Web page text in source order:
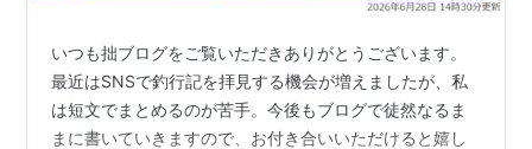
いつも拙ブログをご覧いただきありがとうございます。
最近はSNSで釣行記を拝見する機会が増えましたが、私
は短文でまとめるのが苦手。今後もブログで徒然なるま
まに書いていきますので、お付き合いいただけると嬉し